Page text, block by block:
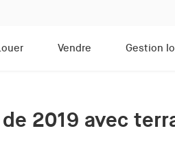
Vendre Gestion
2019 avec